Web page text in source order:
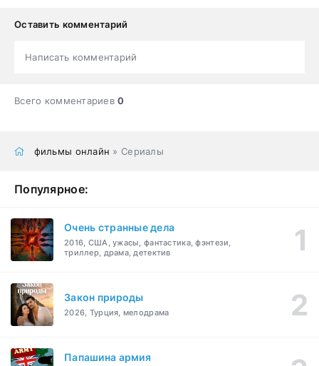
Оставить комментарий
Написать комментарий
Всего комментариев0
фильмы онлайн » Сериалы
Популярное:
Очень странные дела
2016, США, ужасы, фантастика, фэнтези,
триллер, драма, детектив
Закон природы
2026, Турция, мелодрама
Папашина армия